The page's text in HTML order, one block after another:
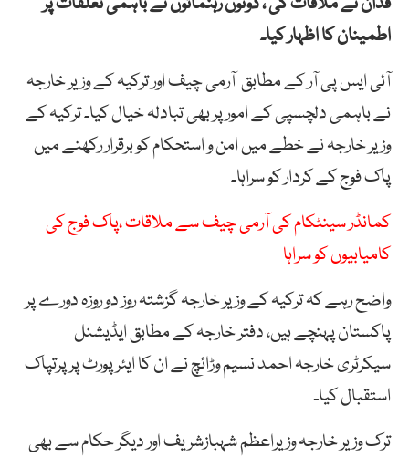
اطمینان کا اظہار کیا۔
آئی ایس پی آر کے مطابق آرمی چیف اور ترکیہ کے وزیر خارجہ
نے باہمی دلچسپی کے امور پر بھی تبادلہ خیال کیا۔ ترکیہ کے
وزیر خارجہ نے خطے میں امن و استحکام کو برقرار رکھنے میں
پاک فوج کے کردار کو سراہا۔
کمانڈر سینٹکام کی آرمی چیف سے ملاقات ،پاک فوج کی
کامیابیوں کو سراہا
واضح رہے کہ ترکیہ کے وزیر خارجہ گزشتہ روز دو روزہ دورے پر
پاکستان پہنچے ہیں، دفتر خارجہ کے مطابق ایڈیشنل
سیکرٹری خارجہ احمد نسیم وڑائچ نے ان کا ایئرپورٹ پر پرتپاک
استقبال کیا۔
ترک وزیر خارجہ وزیراعظم شہبازشریف اور دیگر حکام سے بھی